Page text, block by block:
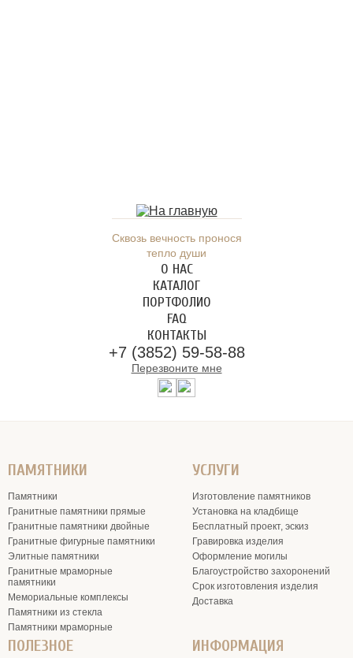
Сквозь вечность пронося
тепло души
О НАС
КАТАЛОГ
ПОРТФОЛИО
FAQ
КОНТАКТЫ
+7 (3852) 59-58-88
Перезвоните мне
ПАМЯТНИКИ
Памятники
Гранитные памятники прямые
Гранитные памятники двойные
Гранитные фигурные памятники
Элитные памятники
Гранитные мраморные
памятники
Мемориальные комплексы
Памятники из стекла
Памятники мраморные
УСЛУГИ
Изготовление памятников
Установка на кладбище
Бесплатный проект, эскиз
Гравировка изделия
Оформление могилы
Благоустройство захоронений
Срок изготовления изделия
Доставка
ПОЛЕЗНОЕ ИНФОРМАЦИЯ